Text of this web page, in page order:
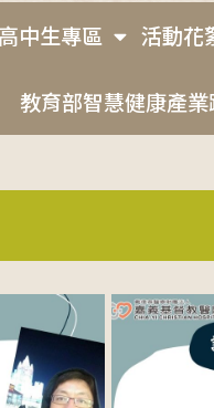
高中生專區 活動花
教育部智慧健康產